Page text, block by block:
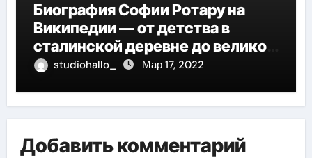
Биография Софии Ротару на
Википедии — от детства в
сталинской деревне до великой
карьеры и яркой личной жизни
studiohallo_ Мар 17, 2022
Добавить комментарий